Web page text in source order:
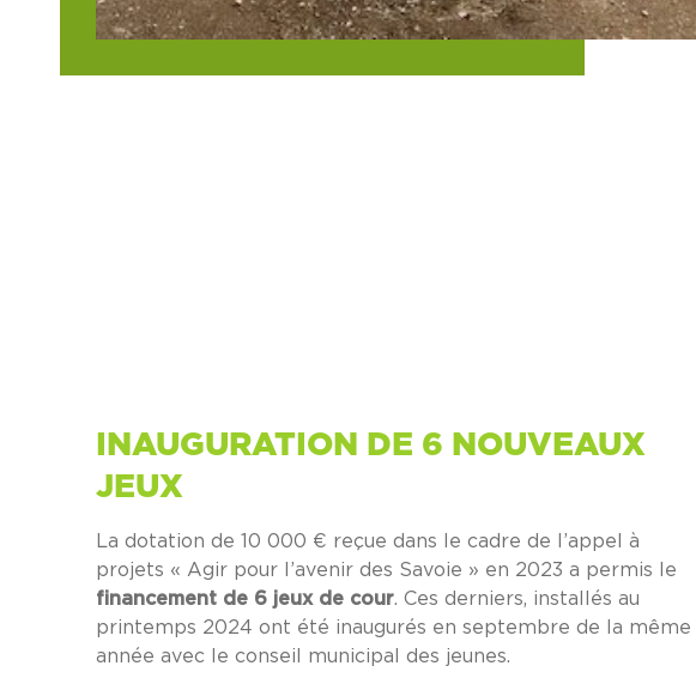
INAUGURATION DE 6 NOUVEAUX
JEUX
La dotation de 10 000 € reçue dans le cadre de l’appel à
projets « Agir pour l’avenir des Savoie » en 2023 a permis le
financement de 6 jeux de cour. Ces derniers, installés au
printemps 2024 ont été inaugurés en septembre de la même
année avec le conseil municipal des jeunes.